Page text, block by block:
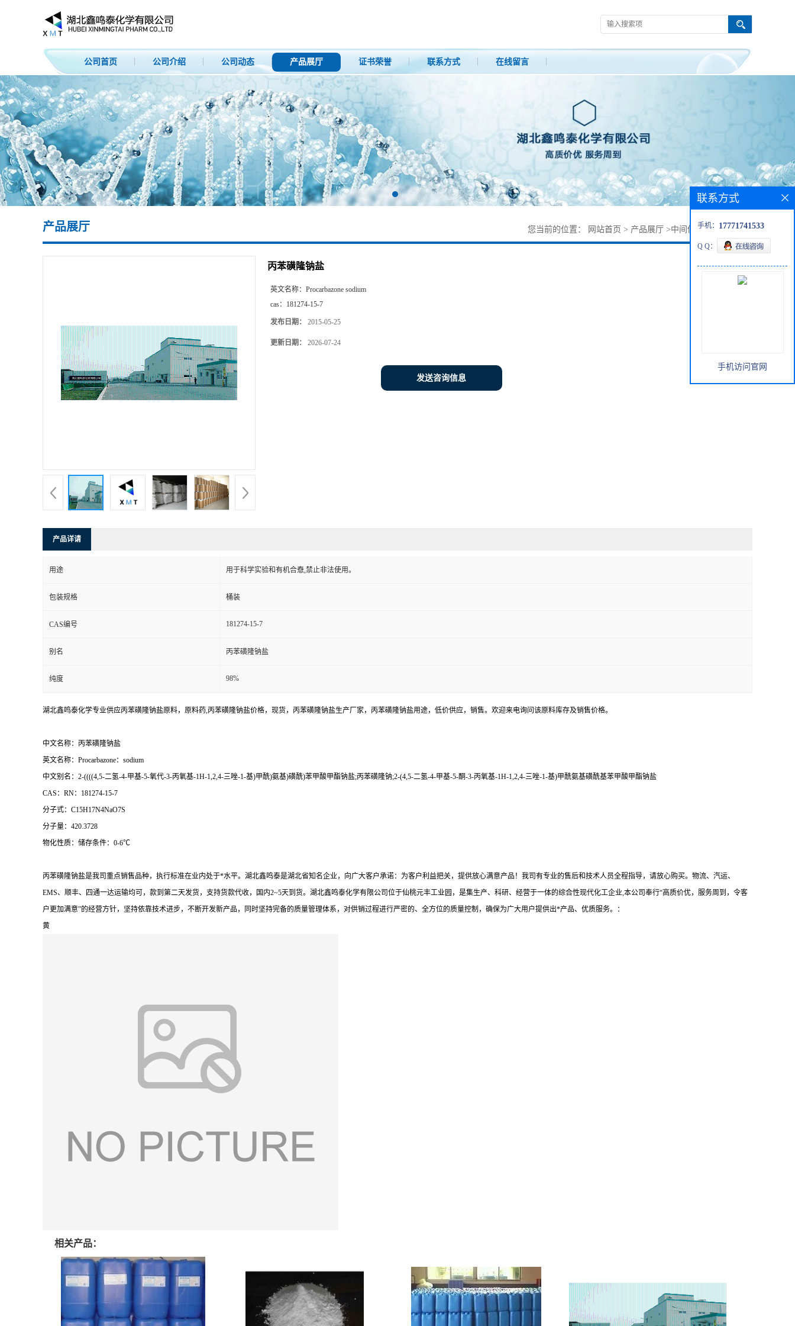
公司首页 公司介绍 公司动态 产品展厅 证书荣誉 联系方式 在线留言
产品展厅 您当前的位置： 网站首页 > 产品展厅 >中间体 > 丙苯磺隆钠盐
丙苯磺隆钠盐
英文名称： Procarbazone sodium
cas： 181274-15-7
发布日期： 2015-05-25
更新日期： 2026-07-24
发送咨询信息
产品详请
用途 用于科学实验和有机合憃,禁止非法使用。
包装规格 桶装
CAS编号 181274-15-7
别名 丙苯磺隆钠盐
纯度 98%
湖北鑫鸣泰化学专业供应丙苯磺隆钠盐原料，原料药,丙苯磺隆钠盐价格，现货，丙苯磺隆钠盐生产厂家，丙苯磺隆钠盐用途，低价供应，销售。欢迎来电询问该原料库存及销售价格。
中文名称：丙苯磺隆钠盐
英文名称：Procarbazone：sodium
中文别名：2-((((4,5-二氢-4-甲基-5-氧代-3-丙氧基-1H-1,2,4-三唑-1-基)甲酰)氨基)磺酰)苯甲酸甲酯钠盐;丙苯磺隆钠;2-(4,5-二氢-4-甲基-5-酮-3-丙氧基-1H-1,2,4-三唑-1-基)甲酰氨基磺酰基苯甲酸甲酯钠盐
CAS：RN：181274-15-7
分子式：C15H17N4NaO7S
分子量：420.3728
物化性质：储存条件：0-6℃
丙苯磺隆钠盐是我司重点销售品种，执行标准在业内处于*水平。湖北鑫鸣泰是湖北省知名企业，向广大客户承诺：为客户利益把关，提供放心满意产品！我司有专业的售后和技术人员全程指导，请放心购买。物流、汽运、
EMS、顺丰、四通一达运输均可，款到第二天发货，支持货款代收，国内2~5天到货。湖北鑫鸣泰化学有限公司位于仙桃元丰工业园，是集生产、科研、经营于一体的综合性现代化工企业,本公司奉行“高质价优，服务周到，令客
户更加满意”的经营方针，坚持依靠技术进步，不断开发新产品，同时坚持完备的质量管理体系，对供销过程进行严密的、全方位的质量控制，确保为广大用户提供出*产品、优质服务。：
黄
相关产品：
联系方式
手机： 17771741533
Q Q：
手机访问官网